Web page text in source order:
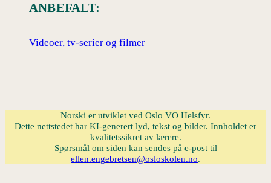
ANBEFALT:
Videoer, tv-serier og filmer
Norski er utviklet ved Oslo VO Helsfyr.
Dette nettstedet har KI-generert lyd, tekst og bilder. Innholdet er
kvalitetssikret av lærere.
Spørsmål om siden kan sendes på e-post til
ellen.engebretsen@osloskolen.no.